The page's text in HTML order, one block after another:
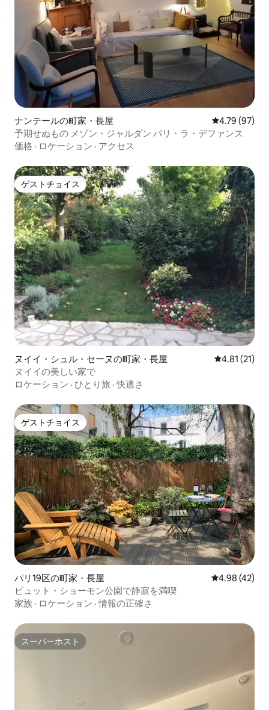
ナンテールの町家・長屋 レビュー97
4.79 (97)
予期せぬもの メゾン・ジャルダン パリ・ラ・デファンス
価格 · ロケーション · アクセス
ゲストチョイス
ゲストチョイス
ヌイイ・シュル・セーヌの町家・長屋 レビュー21
4.81 (21)
ヌイイの美しい家で
ロケーション · ひとり旅 ·快適さ
ゲストチョイス
ゲストチョイス
パリ19区の町家・長屋 レビュー42
4.98 (42)
ビュット・ショーモン公園で静寂を満喫
家族 · ロケーション ·情報の正確さ
スーパーホスト
スーパーホスト